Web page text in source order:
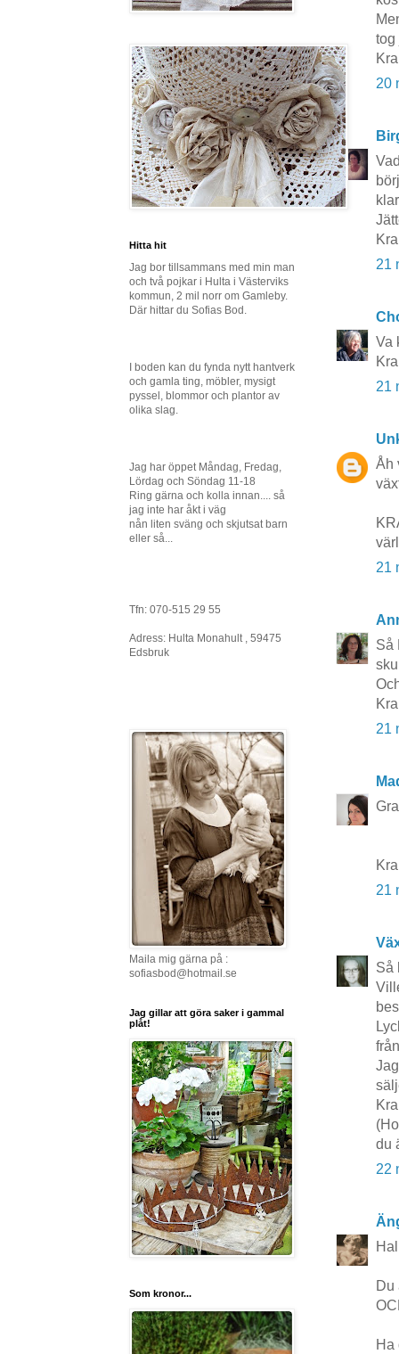
tog
20
21
Va
21
Åh
21
Så
21
21
Så
du
22
Du
Ha
Hitta hit
Jag bor tillsammans med min man
och två pojkar i Hulta i Västerviks
kommun, 2 mil norr om Gamleby.
Där hittar du Sofias Bod.
I boden kan du fynda nytt hantverk
och gamla ting, möbler, mysigt
pyssel, blommor och plantor av
olika slag.
Jag har öppet Måndag, Fredag,
Lördag och Söndag 11-18
Ring gärna och kolla innan.... så
jag inte har åkt i väg
nån liten sväng och skjutsat barn
eller så...
Tfn: 070-515 29 55
Adress: Hulta Monahult , 59475
Edsbruk
Maila mig gärna på :
sofiasbod@hotmail.se
Jag gillar att göra saker i gammal
plåt!
Som kronor...